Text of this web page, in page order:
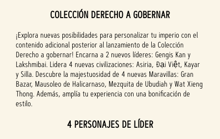
COLECCIÓN DERECHO A GOBERNAR
¡Explora nuevas posibilidades para personalizar tu imperio con el
contenido adicional posterior al lanzamiento de la Colección
Derecho a gobernar! Encarna a 2 nuevos líderes: Gengis Kan y
Lakshmibai. Lidera 4 nuevas civilizaciones: Asiria, Đại Việt, Kayar
y Silla. Descubre la majestuosidad de 4 nuevas Maravillas: Gran
Bazar, Mausoleo de Halicarnaso, Mezquita de Ubudiah y Wat Xieng
Thong. Además, amplía tu experiencia con una bonificación de
estilo.
4 PERSONAJES DE LÍDER